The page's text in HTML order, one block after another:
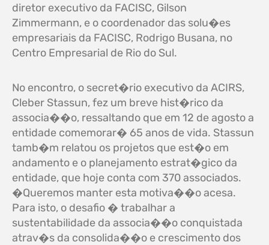
diretor executivo da FACISC, Gilson
Zimmermann, e o coordenador das solu�es
empresariais da FACISC, Rodrigo Busana, no
Centro Empresarial de Rio do Sul.
No encontro, o secret�rio executivo da ACIRS,
Cleber Stassun, fez um breve hist�rico da
associa��o, ressaltando que em 12 de agosto a
entidade comemorar� 65 anos de vida. Stassun
tamb�m relatou os projetos que est�o em
andamento e o planejamento estrat�gico da
entidade, que hoje conta com 370 associados.
�Queremos manter esta motiva��o acesa.
Para isto, o desafio � trabalhar a
sustentabilidade da associa��o conquistada
atrav�s da consolida��o e crescimento dos